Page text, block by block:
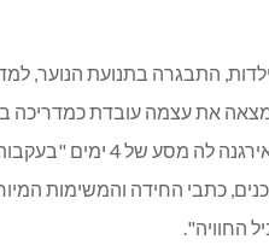
התבגרה בתנועת הנוער,
את עצמה עובדת כמדריכה
אחייניתה הגיעה לארץ
כתבי החידה והמשימות